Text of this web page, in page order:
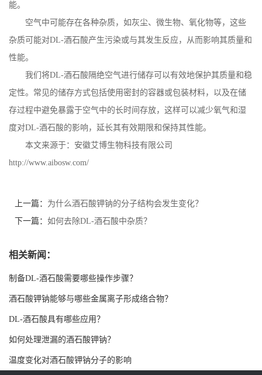
产
展
厅
书
誉
联
系
式
在
能。
空气中可能存在各种杂质，如灰尘、微生物、氧化物等，这些
杂质可能对DL-酒石酸产生污染或与其发生反应，从而影响其质量和
性能。
我们将DL-酒石酸隔绝空气进行储存可以有效地保护其质量和稳
定性。常见的储存方式包括使用密封的容器或包装材料，以及在储
存过程中避免暴露于空气中的长时间存放，这样可以减少氧气和湿
度对DL-酒石酸的影响，延长其有效期限和保持其性能。
本文来源于：安徽艾博生物科技有限公司
http://www.aibosw.com/
上一篇： 为什么酒石酸钾钠的分子结构会发生变化？
下一篇： 如何去除DL-酒石酸中杂质？
相关新闻：
制备DL-酒石酸需要哪些操作步骤？
酒石酸钾钠能够与哪些金属离子形成络合物？
DL-酒石酸具有哪些应用？
如何处理泄漏的酒石酸钾钠？
温度变化对酒石酸钾钠分子的影响